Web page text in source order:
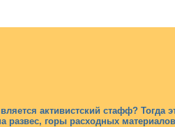
активистский стафф?
развес, горы расходных